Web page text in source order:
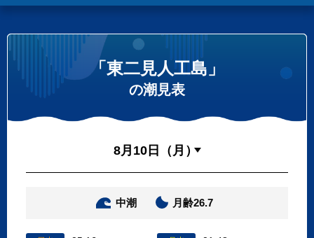
「東二見人工島」
の潮見表
中潮 月齢26.7